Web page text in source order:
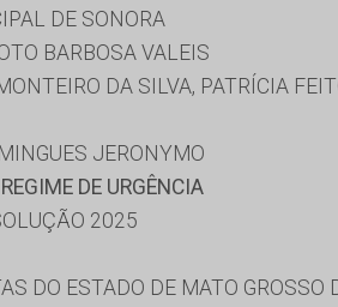
DE SONORA
BARBOSA VALEIS
DA SILVA, PATRÍCIA
JERONYMO
REGIME DE URGÊNCIA
2025
DO ESTADO DE MATO GROSSO